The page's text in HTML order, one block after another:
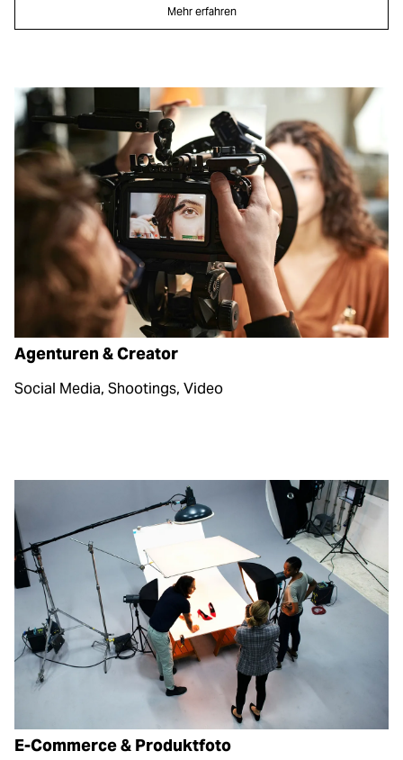
Mehr erfahren
Agenturen & Creator
Social Media, Shootings, Video
E-Commerce & Produktfoto